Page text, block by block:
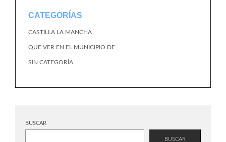
CATEGORÍAS
CASTILLA LA MANCHA
QUE VER EN EL MUNICIPIO DE
SIN CATEGORÍA
BUSCAR
BUSCAR